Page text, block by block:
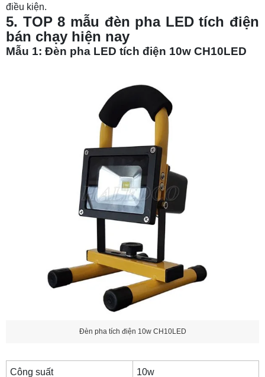
điều kiện.
5. TOP 8 mẫu đèn pha LED tích điện
bán chạy hiện nay
Mẫu 1: Đèn pha LED tích điện 10w CH10LED
Đèn pha tích điện 10w CH10LED
Công suất 10w